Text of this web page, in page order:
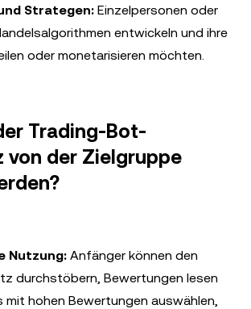
Strategen: Einzelpersonen oder
entwickeln und ihre
oder monetarisieren möchten.
Trading-Bot-
von der Zielgruppe
Nutzung: Anfänger können den
durchstöbern, Bewertungen lesen
mit hohen Bewertungen auswählen,